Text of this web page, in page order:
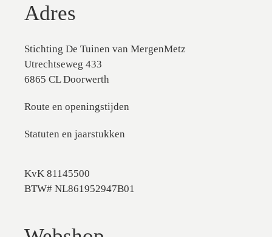
Adres
Stichting De Tuinen van MergenMetz
Utrechtseweg 433
6865 CL Doorwerth
Route en openingstijden
Statuten en jaarstukken
KvK 81145500
BTW# NL861952947B01